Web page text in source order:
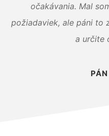
očakávania. Mal
požiadaviek, ale páni to
a určite